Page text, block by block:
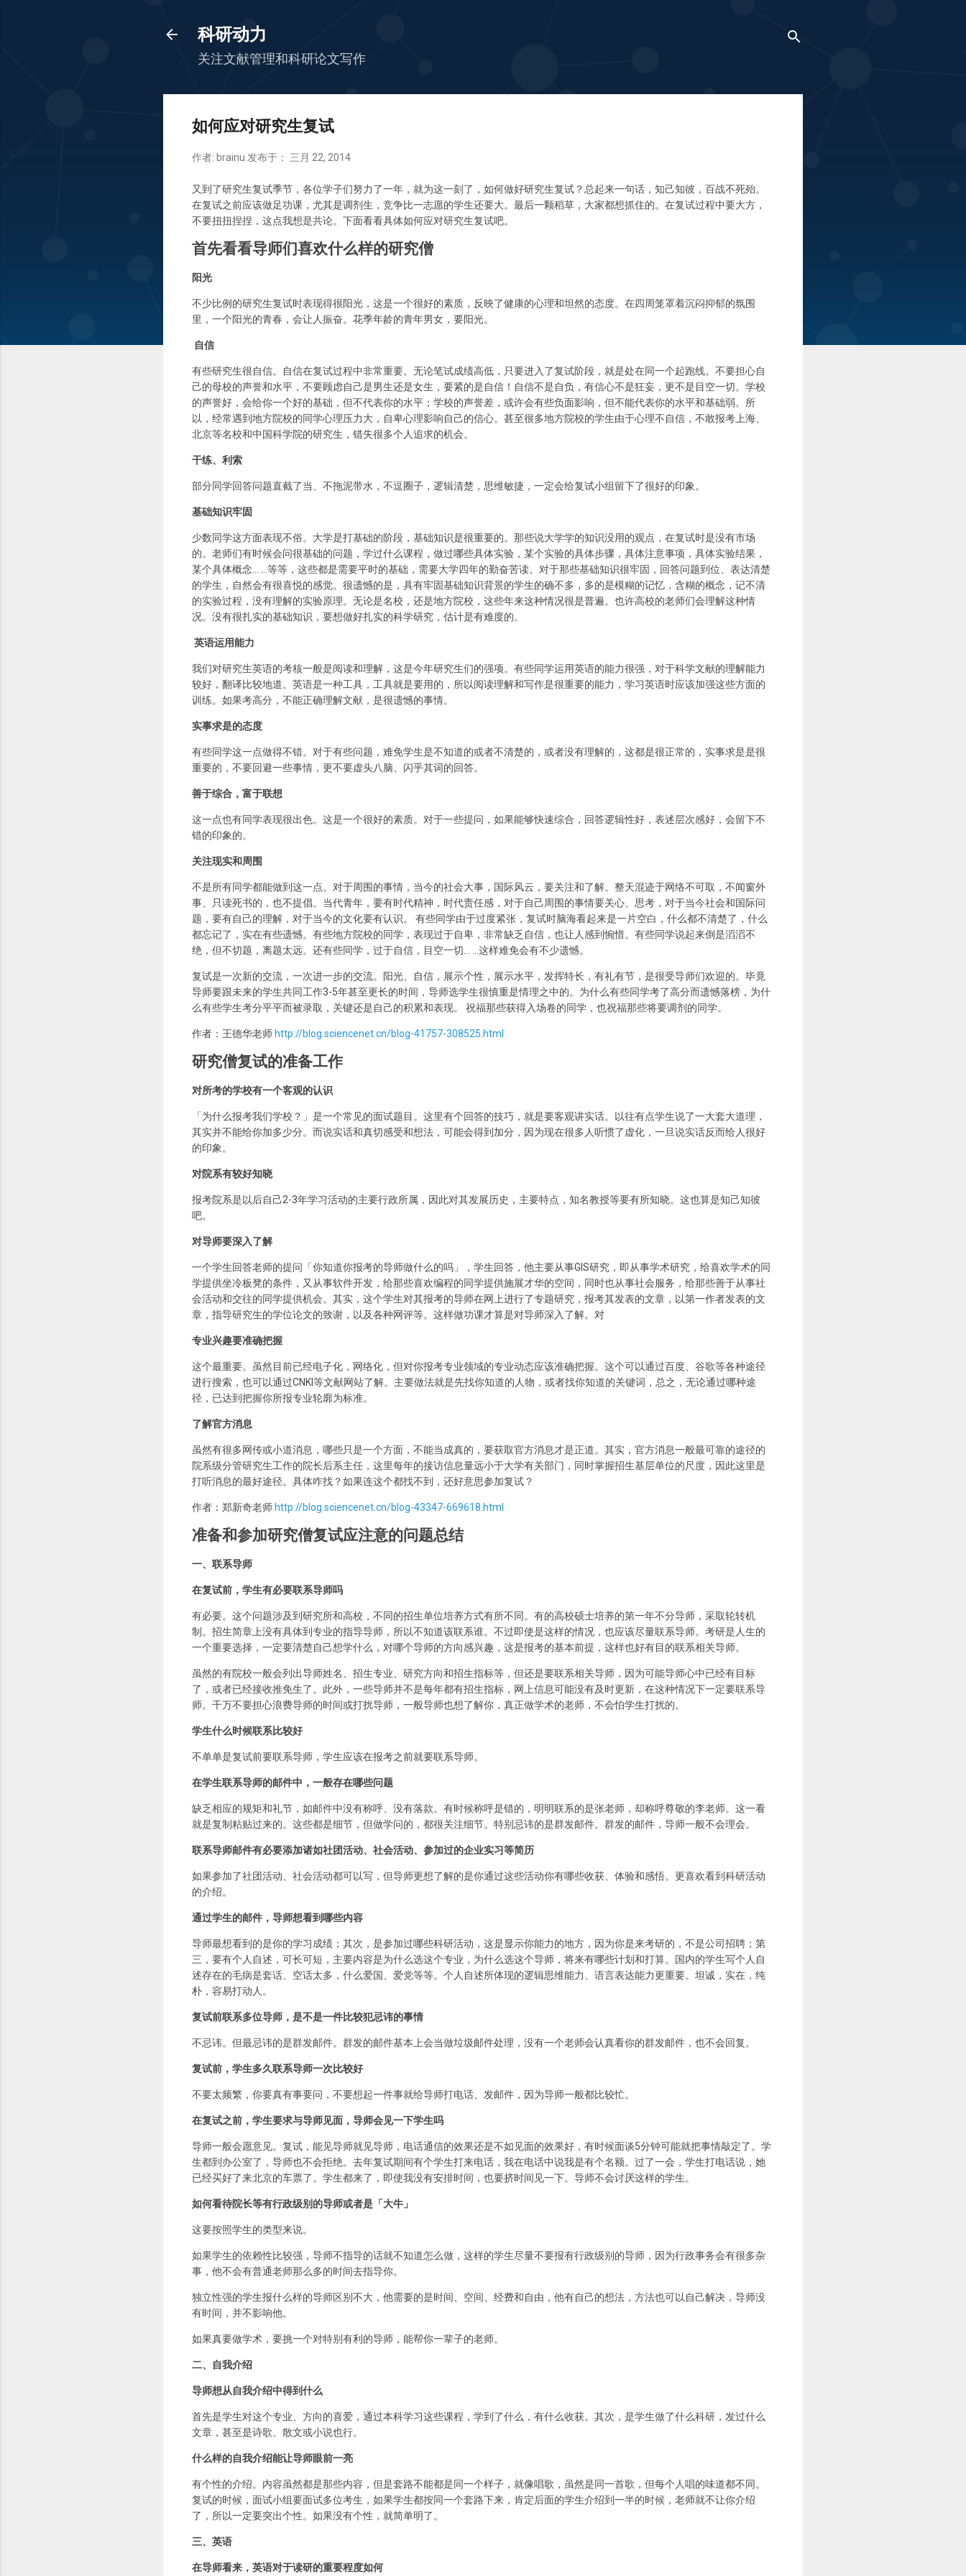
科研动力
关注文献管理和科研论文写作
如何应对研究生复试
作者: brainu 发布于： 三月 22, 2014
又到了研究生复试季节，各位学子们努力了一年，就为这一刻了，如何做好研究生复试？总起来一句话，知己知彼，百战不死殆。
在复试之前应该做足功课，尤其是调剂生，竞争比一志愿的学生还要大。最后一颗稻草，大家都想抓住的。在复试过程中要大方，
不要扭扭捏捏，这点我想是共论。下面看看具体如何应对研究生复试吧。
首先看看导师们喜欢什么样的研究僧
阳光
不少比例的研究生复试时表现得很阳光，这是一个很好的素质，反映了健康的心理和坦然的态度。在四周笼罩着沉闷抑郁的氛围
里，一个阳光的青春，会让人振奋。花季年龄的青年男女，要阳光。
自信
有些研究生很自信。自信在复试过程中非常重要。无论笔试成绩高低，只要进入了复试阶段，就是处在同一个起跑线。不要担心自
己的母校的声誉和水平，不要顾虑自己是男生还是女生，要紧的是自信！自信不是自负，有信心不是狂妄，更不是目空一切。学校
的声誉好，会给你一个好的基础，但不代表你的水平；学校的声誉差，或许会有些负面影响，但不能代表你的水平和基础弱。所
以，经常遇到地方院校的同学心理压力大，自卑心理影响自己的信心。甚至很多地方院校的学生由于心理不自信，不敢报考上海、
北京等名校和中国科学院的研究生，错失很多个人追求的机会。
干练、利索
部分同学回答问题直截了当、不拖泥带水，不逗圈子，逻辑清楚，思维敏捷，一定会给复试小组留下了很好的印象。
基础知识牢固
少数同学这方面表现不俗。大学是打基础的阶段，基础知识是很重要的。那些说大学学的知识没用的观点，在复试时是没有市场
的。老师们有时候会问很基础的问题，学过什么课程，做过哪些具体实验，某个实验的具体步骤，具体注意事项，具体实验结果，
某个具体概念… …等等，这些都是需要平时的基础，需要大学四年的勤奋苦读。对于那些基础知识很牢固，回答问题到位、表达清楚
的学生，自然会有很喜悦的感觉。很遗憾的是，具有牢固基础知识背景的学生的确不多，多的是模糊的记忆，含糊的概念，记不清
的实验过程，没有理解的实验原理。无论是名校，还是地方院校，这些年来这种情况很是普遍。也许高校的老师们会理解这种情
况。没有很扎实的基础知识，要想做好扎实的科学研究，估计是有难度的。
英语运用能力
我们对研究生英语的考核一般是阅读和理解，这是今年研究生们的强项。有些同学运用英语的能力很强，对于科学文献的理解能力
较好，翻译比较地道。英语是一种工具，工具就是要用的，所以阅读理解和写作是很重要的能力，学习英语时应该加强这些方面的
训练。如果考高分，不能正确理解文献，是很遗憾的事情。
实事求是的态度
有些同学这一点做得不错。对于有些问题，难免学生是不知道的或者不清楚的，或者没有理解的，这都是很正常的，实事求是是很
重要的，不要回避一些事情，更不要虚头八脑、闪乎其词的回答。
善于综合，富于联想
这一点也有同学表现很出色。这是一个很好的素质。对于一些提问，如果能够快速综合，回答逻辑性好，表述层次感好，会留下不
错的印象的。
关注现实和周围
不是所有同学都能做到这一点。对于周围的事情，当今的社会大事，国际风云，要关注和了解。整天混迹于网络不可取，不闻窗外
事、只读死书的，也不提倡。当代青年，要有时代精神，时代责任感，对于自己周围的事情要关心、思考，对于当今社会和国际问
题，要有自己的理解，对于当今的文化要有认识。 有些同学由于过度紧张，复试时脑海看起来是一片空白，什么都不清楚了，什么
都忘记了，实在有些遗憾。有些地方院校的同学，表现过于自卑，非常缺乏自信，也让人感到惋惜。有些同学说起来倒是滔滔不
绝，但不切题，离题太远。还有些同学，过于自信，目空一切… …这样难免会有不少遗憾。
复试是一次新的交流，一次进一步的交流。阳光、自信，展示个性，展示水平，发挥特长，有礼有节，是很受导师们欢迎的。毕竟
导师要跟未来的学生共同工作3-5年甚至更长的时间，导师选学生很慎重是情理之中的。为什么有些同学考了高分而遗憾落榜，为什
么有些学生考分平平而被录取，关键还是自己的积累和表现。 祝福那些获得入场卷的同学，也祝福那些将要调剂的同学。
作者：王德华老师 http://blog.sciencenet.cn/blog-41757-308525.html
研究僧复试的准备工作
对所考的学校有一个客观的认识
「为什么报考我们学校？」是一个常见的面试题目。这里有个回答的技巧，就是要客观讲实话。以往有点学生说了一大套大道理，
其实并不能给你加多少分。而说实话和真切感受和想法，可能会得到加分，因为现在很多人听惯了虚化，一旦说实话反而给人很好
的印象。
对院系有较好知晓
报考院系是以后自己2-3年学习活动的主要行政所属，因此对其发展历史，主要特点，知名教授等要有所知晓。这也算是知己知彼
吧。
对导师要深入了解
一个学生回答老师的提问「你知道你报考的导师做什么的吗」，学生回答，他主要从事GIS研究，即从事学术研究，给喜欢学术的同
学提供坐冷板凳的条件，又从事软件开发，给那些喜欢编程的同学提供施展才华的空间，同时也从事社会服务，给那些善于从事社
会活动和交往的同学提供机会。其实，这个学生对其报考的导师在网上进行了专题研究，报考其发表的文章，以第一作者发表的文
章，指导研究生的学位论文的致谢，以及各种网评等。这样做功课才算是对导师深入了解。对
专业兴趣要准确把握
这个最重要。虽然目前已经电子化，网络化，但对你报考专业领域的专业动态应该准确把握。这个可以通过百度、谷歌等各种途径
进行搜索，也可以通过CNKI等文献网站了解。主要做法就是先找你知道的人物，或者找你知道的关键词，总之，无论通过哪种途
径，已达到把握你所报专业轮廓为标准。
了解官方消息
虽然有很多网传或小道消息，哪些只是一个方面，不能当成真的，要获取官方消息才是正道。其实，官方消息一般最可靠的途径的
院系级分管研究生工作的院长后系主任，这里每年的接访信息量远小于大学有关部门，同时掌握招生基层单位的尺度，因此这里是
打听消息的最好途径。具体咋找？如果连这个都找不到，还好意思参加复试？
作者：郑新奇老师 http://blog.sciencenet.cn/blog-43347-669618.html
准备和参加研究僧复试应注意的问题总结
一、联系导师
在复试前，学生有必要联系导师吗
有必要。这个问题涉及到研究所和高校，不同的招生单位培养方式有所不同。有的高校硕士培养的第一年不分导师，采取轮转机
制。招生简章上没有具体到专业的指导导师，所以不知道该联系谁。不过即使是这样的情况，也应该尽量联系导师。考研是人生的
一个重要选择，一定要清楚自己想学什么，对哪个导师的方向感兴趣，这是报考的基本前提，这样也好有目的联系相关导师。
虽然的有院校一般会列出导师姓名、招生专业、研究方向和招生指标等，但还是要联系相关导师，因为可能导师心中已经有目标
了，或者已经接收推免生了。此外，一些导师并不是每年都有招生指标，网上信息可能没有及时更新，在这种情况下一定要联系导
师。千万不要担心浪费导师的时间或打扰导师，一般导师也想了解你，真正做学术的老师，不会怕学生打扰的。
学生什么时候联系比较好
不单单是复试前要联系导师，学生应该在报考之前就要联系导师。
在学生联系导师的邮件中，一般存在哪些问题
缺乏相应的规矩和礼节，如邮件中没有称呼、没有落款。有时候称呼是错的，明明联系的是张老师，却称呼尊敬的李老师。这一看
就是复制粘贴过来的。这些都是细节，但做学问的，都很关注细节。特别忌讳的是群发邮件。群发的邮件，导师一般不会理会。
联系导师邮件有必要添加诸如社团活动、社会活动、参加过的企业实习等简历
如果参加了社团活动、社会活动都可以写，但导师更想了解的是你通过这些活动你有哪些收获、体验和感悟。更喜欢看到科研活动
的介绍。
通过学生的邮件，导师想看到哪些内容
导师最想看到的是你的学习成绩；其次，是参加过哪些科研活动，这是显示你能力的地方，因为你是来考研的，不是公司招聘；第
三，要有个人自述，可长可短，主要内容是为什么选这个专业，为什么选这个导师，将来有哪些计划和打算。国内的学生写个人自
述存在的毛病是套话、空话太多，什么爱国、爱党等等。个人自述所体现的逻辑思维能力、语言表达能力更重要。坦诚，实在，纯
朴，容易打动人。
复试前联系多位导师，是不是一件比较犯忌讳的事情
不忌讳。但最忌讳的是群发邮件。群发的邮件基本上会当做垃圾邮件处理，没有一个老师会认真看你的群发邮件，也不会回复。
复试前，学生多久联系导师一次比较好
不要太频繁，你要真有事要问，不要想起一件事就给导师打电话、发邮件，因为导师一般都比较忙。
在复试之前，学生要求与导师见面，导师会见一下学生吗
导师一般会愿意见。复试，能见导师就见导师，电话通信的效果还是不如见面的效果好，有时候面谈5分钟可能就把事情敲定了。学
生都到办公室了，导师也不会拒绝。去年复试期间有个学生打来电话，我在电话中说我是有个名额。过了一会，学生打电话说，她
已经买好了来北京的车票了。学生都来了，即使我没有安排时间，也要挤时间见一下。导师不会讨厌这样的学生。
如何看待院长等有行政级别的导师或者是「大牛」
这要按照学生的类型来说。
如果学生的依赖性比较强，导师不指导的话就不知道怎么做，这样的学生尽量不要报有行政级别的导师，因为行政事务会有很多杂
事，他不会有普通老师那么多的时间去指导你。
独立性强的学生报什么样的导师区别不大，他需要的是时间、空间、经费和自由，他有自己的想法，方法也可以自己解决，导师没
有时间，并不影响他。
如果真要做学术，要挑一个对特别有利的导师，能帮你一辈子的老师。
二、自我介绍
导师想从自我介绍中得到什么
首先是学生对这个专业、方向的喜爱，通过本科学习这些课程，学到了什么，有什么收获。其次，是学生做了什么科研，发过什么
文章，甚至是诗歌、散文或小说也行。
什么样的自我介绍能让导师眼前一亮
有个性的介绍。内容虽然都是那些内容，但是套路不能都是同一个样子，就像唱歌，虽然是同一首歌，但每个人唱的味道都不同。
复试的时候，面试小组要面试多位考生，如果学生都按同一个套路下来，肯定后面的学生介绍到一半的时候，老师就不让你介绍
了，所以一定要突出个性。如果没有个性，就简单明了。
三、英语
在导师看来，英语对于读研的重要程度如何